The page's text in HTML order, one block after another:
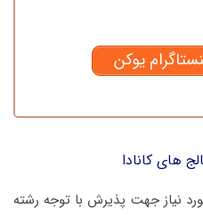
یوکن
های کانادا
نیاز جهت پذیرش با توجه رشته